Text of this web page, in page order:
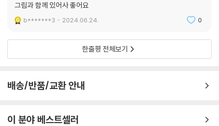
그림과 함께 있어사 좋어요
b*******3 2024.06.24. 0
한줄평 전체보기
배송/반품/교환 안내
이 분야 베스트셀러